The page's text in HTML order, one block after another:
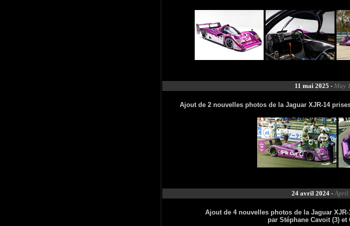
11 mai 2025 - May
Ajout de 2 nouvelles photos de la Jaguar XJR-14
24 avril 2024 - April
Ajout de 4 nouvelles photos de la Jaguar
par Stéphane Cavoit (3) et